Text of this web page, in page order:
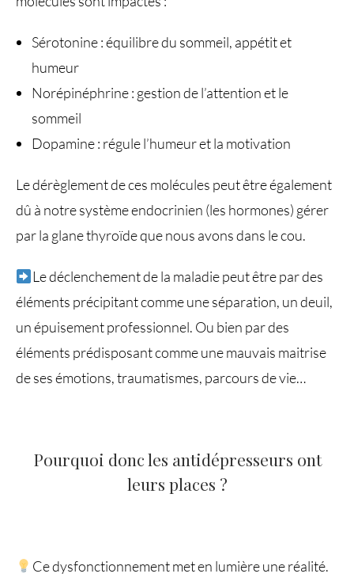
Sérotonine : équilibre du sommeil, appétit et
humeur
Norépinéphrine : gestion de l’attention et le
sommeil
Dopamine : régule l’humeur et la motivation
Le dérèglement de ces molécules peut être également
dû à notre système endocrinien (les hormones) gérer
par la glane thyroïde que nous avons dans le cou.
Le déclenchement de la maladie peut être par des
éléments précipitant comme une séparation, un deuil,
un épuisement professionnel. Ou bien par des
éléments prédisposant comme une mauvais maitrise
de ses émotions, traumatismes, parcours de vie…
Pourquoi donc les antidépresseurs ont
leurs places ?
Ce dysfonctionnement met en lumière une réalité.